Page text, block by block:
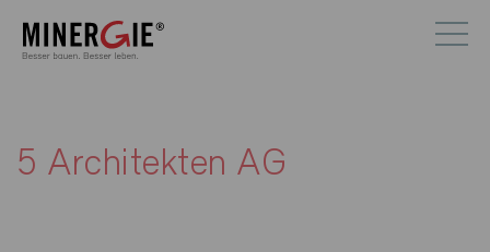
5 Architekten AG